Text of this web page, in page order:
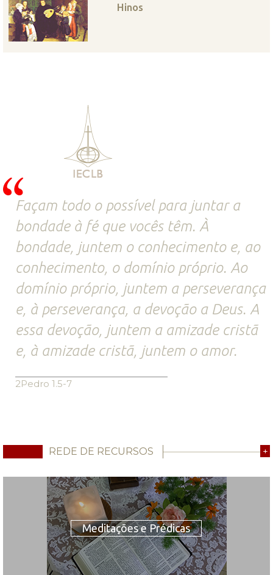
Hinos
Façam todo o possível para juntar a
bondade à fé que vocês têm. À
bondade, juntem o conhecimento e, ao
conhecimento, o domínio próprio. Ao
domínio próprio, juntem a perseverança
e, à perseverança, a devoção a Deus. A
essa devoção, juntem a amizade cristã
e, à amizade cristã, juntem o amor.
2Pedro 1.5-7
REDE DE RECURSOS +
Meditações e Prédicas